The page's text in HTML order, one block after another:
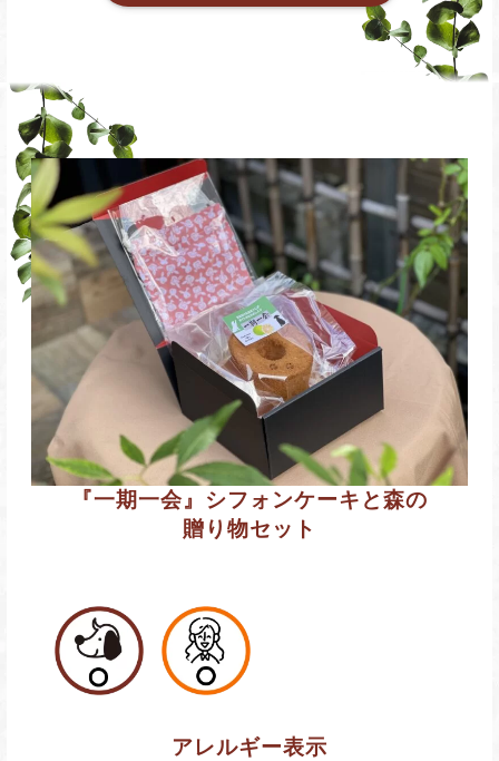
『一期一会』シフォンケーキと森の
贈り物セット
アレルギー表示